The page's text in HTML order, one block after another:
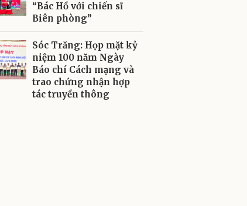
“Bác Hồ với chiến sĩ
Biên phòng”
Sóc Trăng: Họp mặt kỷ
niệm 100 năm Ngày
Báo chí Cách mạng và
trao chứng nhận hợp
tác truyền thông